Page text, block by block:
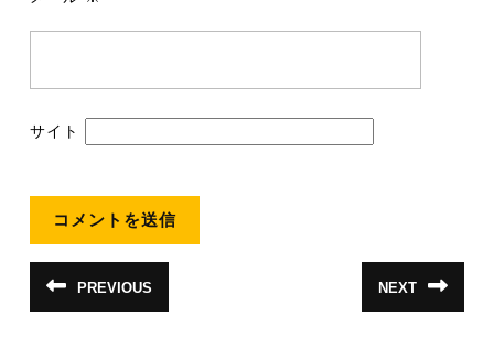
サイト
投
稿
PREVIOUS
の
NEXT
の